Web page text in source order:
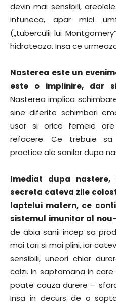
devin mai sensibili,
intuneca, apar mici
(„tuberculii lui
hidrateaza. Insa ce
Nasterea este un
este o implinire, dar
Nasterea implica
sine diferite schimbari
usor si orice femeie
refacere. Ce trebuie sa
practice ale sanilor dupa
Imediat dupa
secreta cateva zile
laptelui matern, ce
sistemul imunitar al
de abia sanii incep sa
mai tari si mai plini, iar
sensibili, uneori chiar
calzi. In saptamana in
poate cauza durere –
Insa in decurs de o